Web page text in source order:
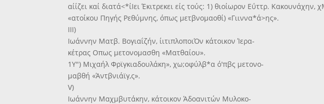
αίίζει καί διατά<*ίΙει Έκιτρεκει είς τούς: 1) θιοίωρον Εΰττρ.
«ατοίκου Πηγής Ρεθύμνης, όπως μετβνομαοθί) «Γιιννα*ά>ης».
III)
Ιωάννην Ματβ. Βογιαΐζήν, ίιτιπλοποιΌν κάτοικον Ίερα-
κέτρας Οπως μετονομασθη «Ματθαίου».
1Υ") Μιχαήλ Φρϊγκιαδουλάκη», χω;οφύλβ*α ό'πβς μετονο-
μαβθή «Άντβνιάϊγ,ς».
V)
Ιωάννην Μαχμβυτάκην, κάτοικον Άδοανιτών Μυλοκο-